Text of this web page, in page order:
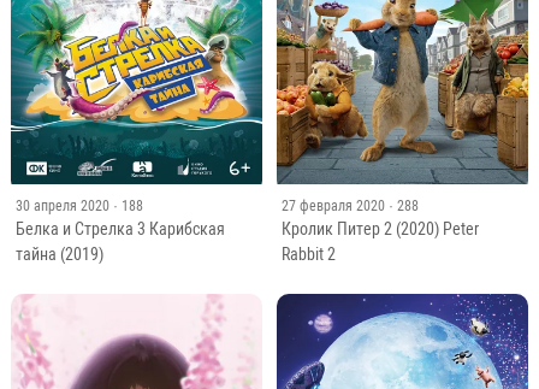
30 апреля 2020 · 188
Белка и Стрелка 3 Карибская
тайна (2019)
27 февраля 2020 · 288
Кролик Питер 2 (2020) Peter
Rabbit 2